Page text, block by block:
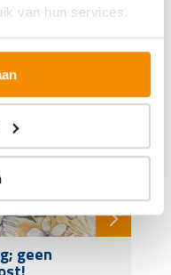
van hun services.
geen